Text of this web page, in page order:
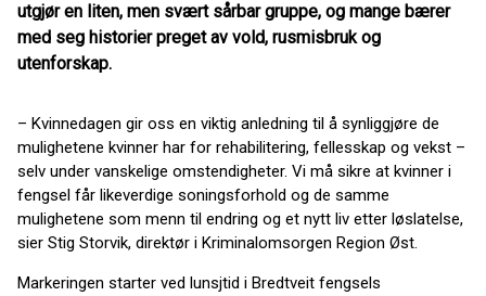
utgjør en liten, men svært sårbar gruppe, og mange bærer
med seg historier preget av vold, rusmisbruk og
utenforskap.
– Kvinnedagen gir oss en viktig anledning til å synliggjøre de
mulighetene kvinner har for rehabilitering, fellesskap og vekst –
selv under vanskelige omstendigheter. Vi må sikre at kvinner i
fengsel får likeverdige soningsforhold og de samme
mulighetene som menn til endring og et nytt liv etter løslatelse,
sier Stig Storvik, direktør i Kriminalomsorgen Region Øst.
Markeringen starter ved lunsjtid i Bredtveit fengsels